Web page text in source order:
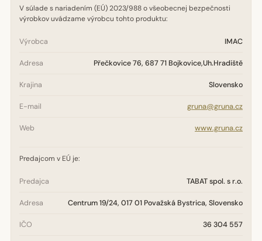
V súlade s nariadením (EÚ) 2023/988 o všeobecnej bezpečnosti
výrobkov uvádzame výrobcu tohto produktu:
Výrobca IMAC
Adresa Přečkovice 76, 687 71 Bojkovice,Uh.Hradiště
Krajina Slovensko
E-mail gruna@gruna.cz
Web www.gruna.cz
Predajcom v EÚ je:
Predajca TABAT spol. s r.o.
Adresa Centrum 19/24, 017 01 Považská Bystrica, Slovensko
IČO 36 304 557